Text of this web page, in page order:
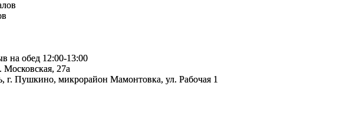
на обед 12:00-13:00
Московская, 27а
г. Пушкино, микрорайон Мамонтовка, ул. Рабочая 1